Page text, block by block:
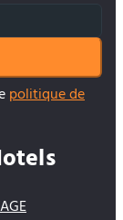
politique de